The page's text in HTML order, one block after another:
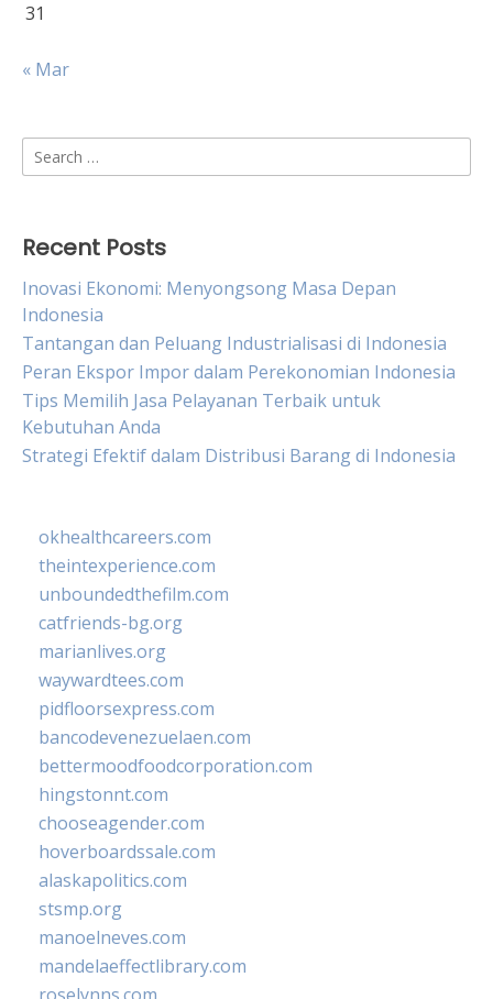
31
« Mar
Search
for:
Recent Posts
Inovasi Ekonomi: Menyongsong Masa Depan
Indonesia
Tantangan dan Peluang Industrialisasi di Indonesia
Peran Ekspor Impor dalam Perekonomian Indonesia
Tips Memilih Jasa Pelayanan Terbaik untuk
Kebutuhan Anda
Strategi Efektif dalam Distribusi Barang di Indonesia
okhealthcareers.com
theintexperience.com
unboundedthefilm.com
catfriends-bg.org
marianlives.org
waywardtees.com
pidfloorsexpress.com
bancodevenezuelaen.com
bettermoodfoodcorporation.com
hingstonnt.com
chooseagender.com
hoverboardssale.com
alaskapolitics.com
stsmp.org
manoelneves.com
mandelaeffectlibrary.com